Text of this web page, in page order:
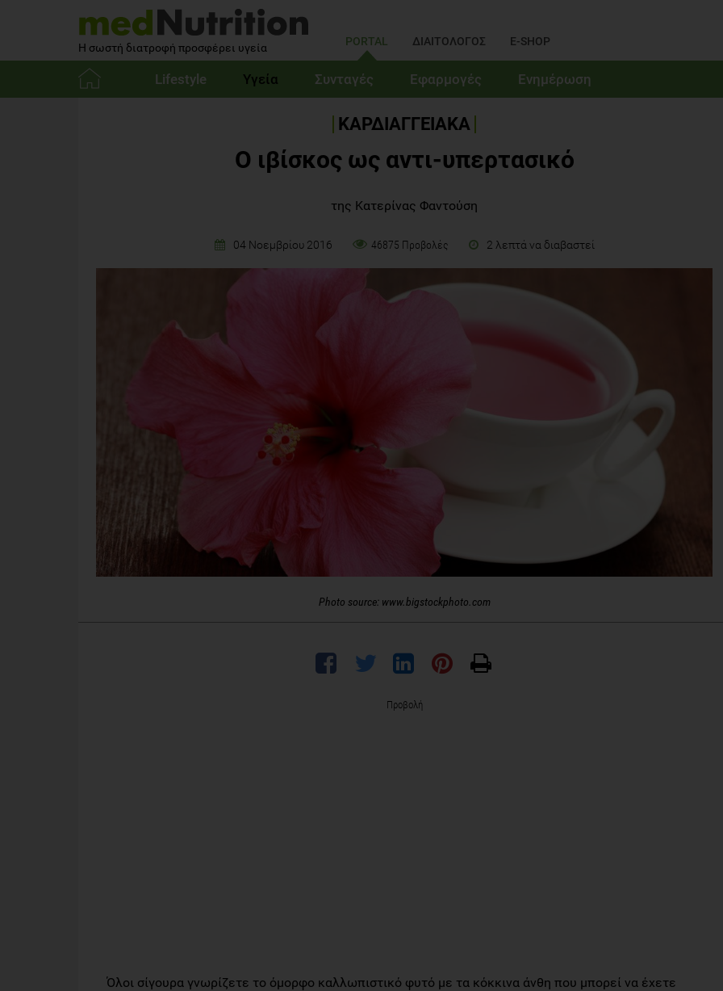
Η σωστή διατροφή προσφέρει υγεία PORTAL ΔΙΑΙΤΟΛΟΓΟΣ E-SHOP
Lifestyle Υγεία Συνταγές Εφαρμογές Ενημέρωση
ΚΑΡΔΙΑΓΓΕΙΑΚΑ
Ο ιβίσκος ως αντι-υπερτασικό
της Κατερίνας Φαντούση
04 Νοεμβρίου 2016 46875 Προβολές 2 λεπτά να διαβαστεί
Photo source: www.bigstockphoto.com
Προβολή
Όλοι σίγουρα γνωρίζετε το όμορφο καλλωπιστικό φυτό με τα κόκκινα άνθη που μπορεί να έχετε